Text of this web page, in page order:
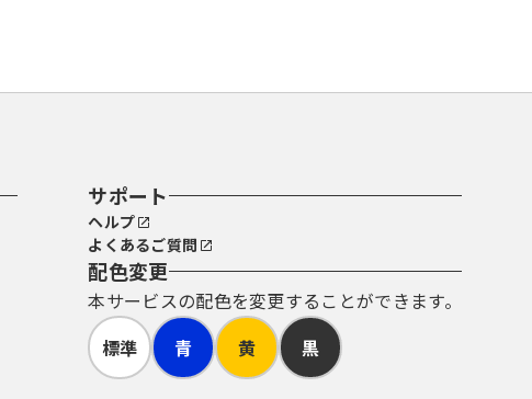
サポート
ヘルプ
よくあるご質問
配色変更
本サービスの配色を変更することができます。
標準
青 黄 黒